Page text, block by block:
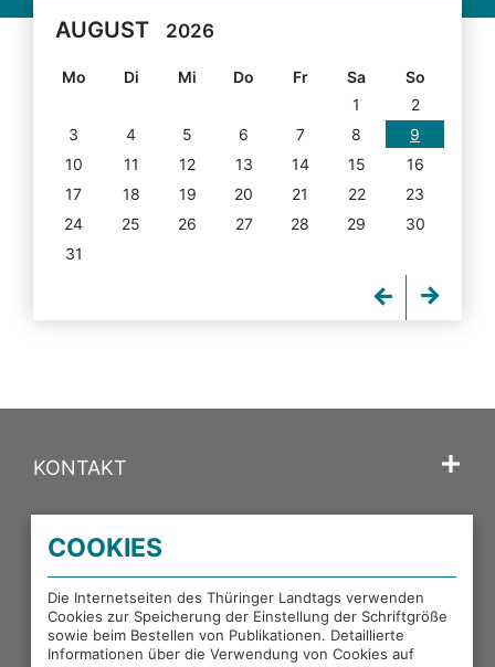
AUGUST 2026
Mo Di Mi Do Fr Sa
So
1
2
3
4 5 6 7 8
9
10
11 12 13 14 15
16
17
18 19 20 21 22
23
24
25 26 27 28 29
30
31
KONTAKT
PORTALE DES THÜRINGER LANDTAGS
EXTERNE LINKS
COOKIES
Die Internetseiten des Thüringer Landtags verwenden
Cookies zur Speicherung der Einstellung der Schriftgröße
sowie beim Bestellen von Publikationen. Detaillierte
Informationen über die Verwendung von Cookies auf